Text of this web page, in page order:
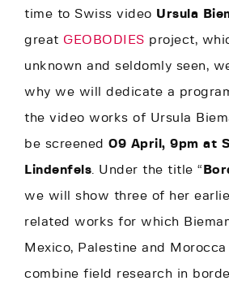
time to Swiss video Ursula
great GEOBODIES project,
unknown and seldomly seen,
why we will dedicate a
the video works of Ursula
be screened 09 April, 9pm at
Lindenfels. Under the title “
we will show three of her
related works for which
Mexico, Palestine and
combine field research in